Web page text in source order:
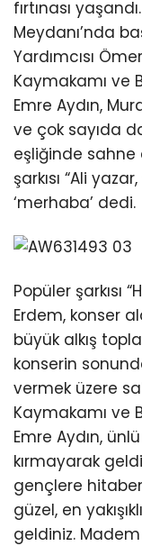
fırtınası
Meydanı’nda
Yardımcısı
Kaymakamı ve
Emre Aydın,
ve çok sayıda
eşliğinde sahne
şarkısı “Ali
‘merhaba’ dedi.
Popüler şarkısı
Erdem, konser
büyük alkış
konserin
vermek üzere
Kaymakamı ve
Emre Aydın,
kırmayarak
gençlere
güzel, en
geldiniz.